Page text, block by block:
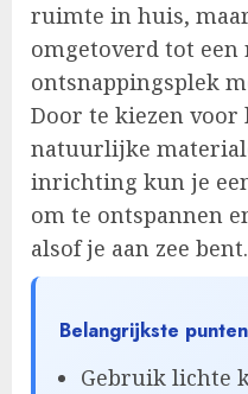
ruimte in huis,
omgetoverd tot een
ontsnappingsplek
Door te kiezen
natuurlijke
inrichting kun je
om te ontspannen
alsof je aan zee bent.
Belangrijkste punten
Gebruik lichte